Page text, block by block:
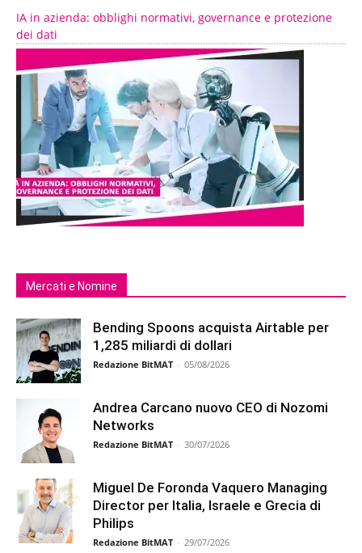
IA in azienda: obblighi normativi, governance e protezione
dei dati
Mercati e Nomine
Bending Spoons acquista Airtable per
1,285 miliardi di dollari
Redazione BitMAT - 05/08/2026
Andrea Carcano nuovo CEO di Nozomi
Networks
Redazione BitMAT - 30/07/2026
Miguel De Foronda Vaquero Managing
Director per Italia, Israele e Grecia di
Philips
Redazione BitMAT - 29/07/2026